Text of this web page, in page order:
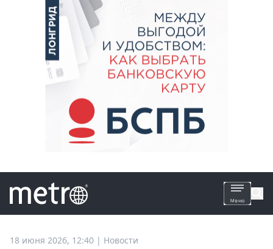
Все
18 июня 2026, 12:40 | Новости